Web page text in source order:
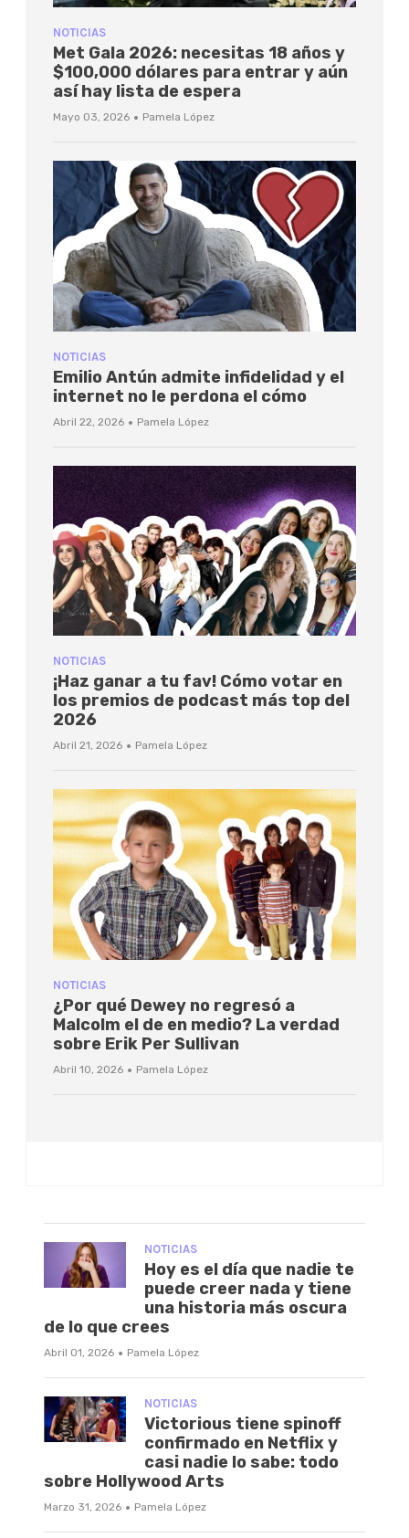
NOTICIAS
Met Gala 2026: necesitas 18 años y
$100,000 dólares para entrar y aún
así hay lista de espera
Mayo 03, 2026 · Pamela López
NOTICIAS
Emilio Antún admite infidelidad y el
internet no le perdona el cómo
Abril 22, 2026 · Pamela López
NOTICIAS
¡Haz ganar a tu fav! Cómo votar en
los premios de podcast más top del
2026
Abril 21, 2026 · Pamela López
NOTICIAS
¿Por qué Dewey no regresó a
Malcolm el de en medio? La verdad
sobre Erik Per Sullivan
Abril 10, 2026 · Pamela López
NOTICIAS
Hoy es el día que nadie te
puede creer nada y tiene
una historia más oscura
de lo que crees
Abril 01, 2026 · Pamela López
NOTICIAS
Victorious tiene spinoff
confirmado en Netflix y
casi nadie lo sabe: todo
sobre Hollywood Arts
Marzo 31, 2026 · Pamela López